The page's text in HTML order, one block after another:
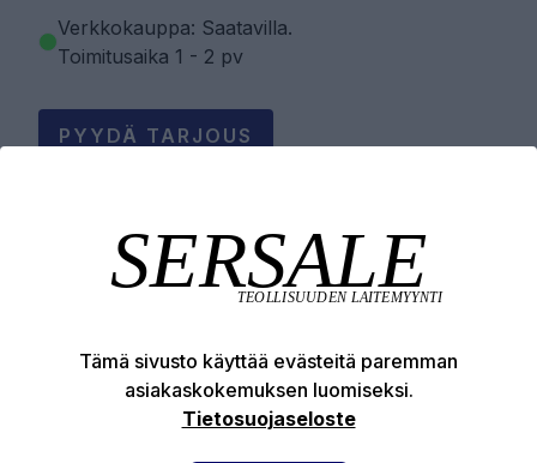
Verkkokauppa: Saatavilla.
Toimitusaika 1 - 2 pv
PYYDÄ TARJOUS
LISÄÄ OSTOSKORIIN
Tuotekuvaus
Tekniset edut
Tämä sivusto käyttää evästeitä paremman
asiakaskokemuksen luomiseksi.
Tietosuojaseloste